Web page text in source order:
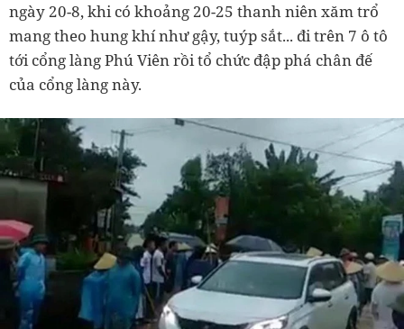
ngày 20-8, khi có khoảng 20-25 thanh niên xăm trổ
mang theo hung khí như gậy, tuýp sắt... đi trên 7 ô tô
tới cổng làng Phú Viên rồi tổ chức đập phá chân đế
của cổng làng này.